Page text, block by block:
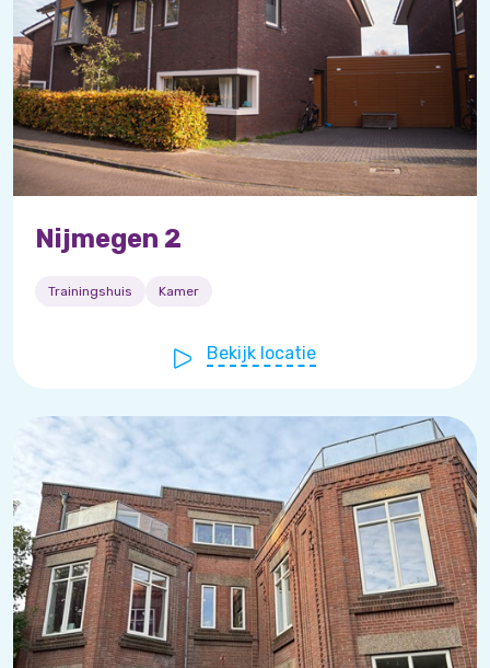
Nijmegen 2
Trainingshuis Kamer
Bekijk locatie